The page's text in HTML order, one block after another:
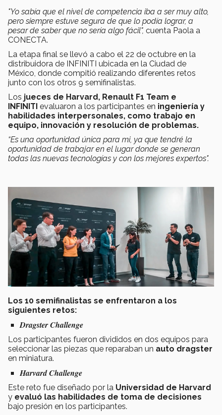
"Yo sabía que el nivel de competencia iba a ser muy alto,
pero siempre estuve segura de que lo podía lograr, a
pesar de saber que no sería algo fácil", cuenta Paola a
CONECTA.
La etapa final se llevó a cabo el 22 de octubre en la
distribuidora de INFINITI ubicada en la Ciudad de
México, donde compitió realizando diferentes retos
junto con los otros 9 semifinalistas.
Los jueces de Harvard, Renault F1 Team e
INFINITI evaluaron a los participantes en ingeniería y
habilidades interpersonales, como trabajo en
equipo, innovación y resolución de problemas.
“Es una oportunidad única para mi, ya que tendré la
oportunidad de trabajar en el lugar donde se generan
todas las nuevas tecnologías y con los mejores expertos".
Los 10 semifinalistas se enfrentaron a los
siguientes retos:
Dragster Challenge
Los participantes fueron divididos en dos equipos para
seleccionar las piezas que reparaban un auto dragster
en miniatura.
Harvard Challenge
Este reto fue diseñado por la Universidad de Harvard
y evaluó las habilidades de toma de decisiones
bajo presión en los participantes.